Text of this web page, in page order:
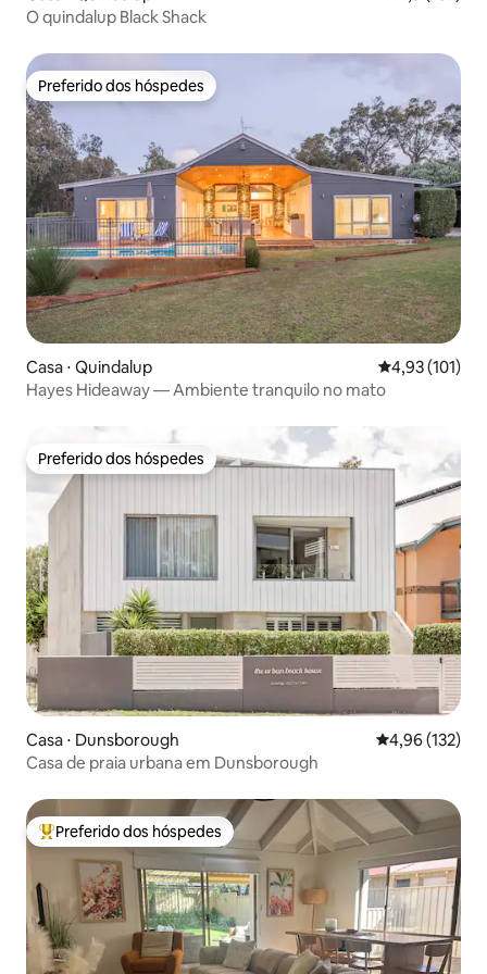
O quindalup Black Shack
Preferido dos hóspedes
Preferido dos hóspedes
Casa ⋅ Quindalup 4,93 de uma
4,93 (101)
Hayes Hideaway — Ambiente tranquilo no mato
Preferido dos hóspedes
Preferido dos hóspedes
Casa ⋅ Dunsborough 4,96 de uma
4,96 (132)
Casa de praia urbana em Dunsborough
Entre os melhores preferidos dos hóspedes
Preferido dos hóspedes